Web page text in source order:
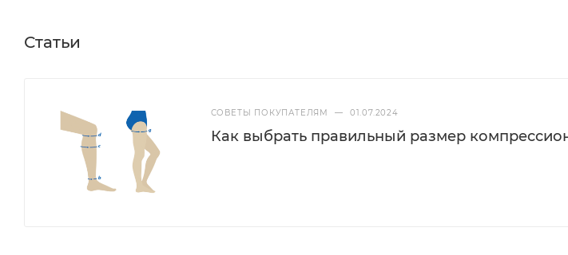
Статьи
СОВЕТЫ ПОКУПАТЕЛЯМ — 01.07.2024
Как выбрать правильный размер